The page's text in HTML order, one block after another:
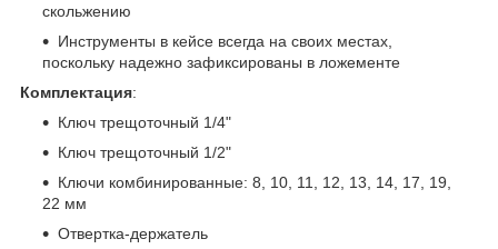
скольжению
Инструменты в кейсе всегда на своих местах,
поскольку надежно зафиксированы в ложементе
Комплектация:
Ключ трещоточный 1/4"
Ключ трещоточный 1/2"
Ключи комбинированные: 8, 10, 11, 12, 13, 14, 17, 19,
22 мм
Отвертка-держатель